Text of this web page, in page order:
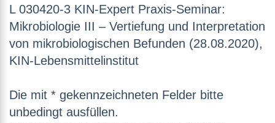
L 030420-3 KIN-Expert Praxis-Seminar:
Mikrobiologie III – Vertiefung und Interpretation
von mikrobiologischen Befunden (28.08.2020),
KIN-Lebensmittelinstitut
Die mit * gekennzeichneten Felder bitte
unbedingt ausfüllen.